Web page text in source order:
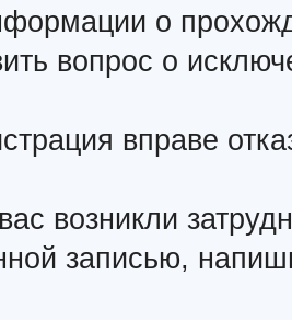
о
вопрос о
вправе
возникли
записью,